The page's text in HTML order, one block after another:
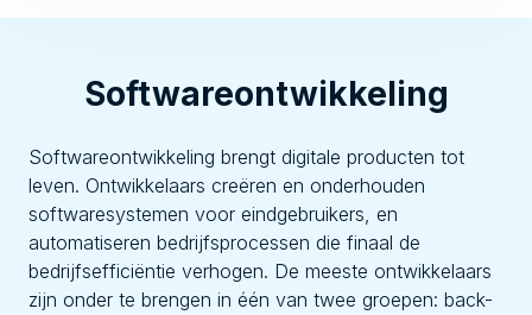
Softwareontwikkeling
Softwareontwikkeling brengt digitale producten tot
leven. Ontwikkelaars creëren en onderhouden
softwaresystemen voor eindgebruikers, en
automatiseren bedrijfsprocessen die finaal de
bedrijfsefficiëntie verhogen. De meeste ontwikkelaars
zijn onder te brengen in één van twee groepen: back-